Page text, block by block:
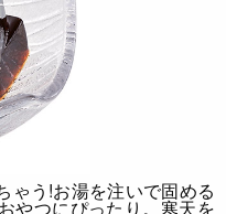
ゃう!お湯を注いで固める
やつにぴったり。寒天を